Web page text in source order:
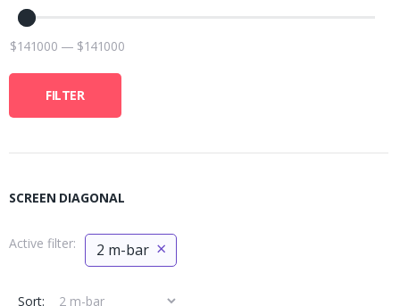
$141000 — $141000
FILTER
SCREEN DIAGONAL
Sort:
Active filter: 2 m-bar ×